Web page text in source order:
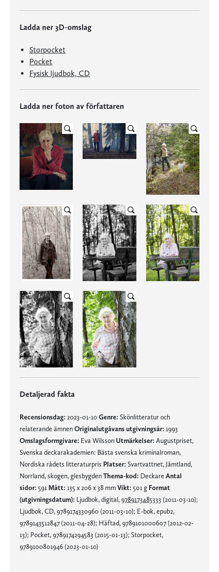
Ladda ner 3D-omslag
Storpocket
Pocket
Fysisk ljudbok, CD
Ladda ner foton av författaren
Detaljerad fakta
Recensionsdag: 2023-01-10 Genre: Skönlitteratur och
relaterande ämnenOriginalutgåvans utgivningsår: 1993
Omslagsformgivare: Eva Wilsson Utmärkelser: Augustpriset,
Svenska deckarakademien: Bästa svenska kriminalroman,
Nordiska rådets litteraturpris Platser: Svartvattnet, Jämtland,
Norrland, skogen, glesbygdenThema-kod: Deckare Antal
sidor: 591 Mått: 135 x 206 x 38 mmVikt: 501 g Format
(utgivningsdatum): Ljudbok, digital,9789173485333 (2011-03-10);
Ljudbok, CD, 9789174330960 (2011-03-10); E-bok, epub2,
9789143512847 (2011-04-28); Häftad, 9789101000607 (2012-02-
13); Pocket, 9789174294583 (2015-01-13); Storpocket,
9789100801946 (2023-01-10)